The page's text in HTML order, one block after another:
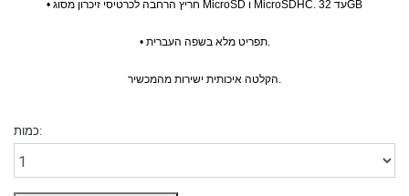
• חריץ הרחבה לכרטיסי זיכרון מסוג MicroSD ו MicroSDHC. עד 32GB
• תפריט מלא בשפה העברית.
הקלטה איכותית ישירות מהמכשיר.
כמות: